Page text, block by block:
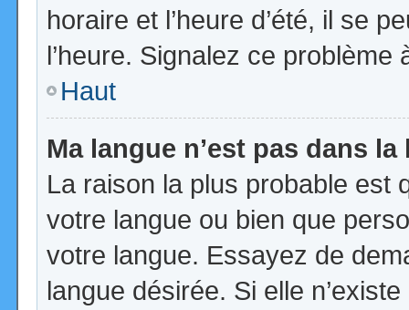
horaire et l’heure d’été, il se
l’heure. Signalez ce problème
Haut
Ma langue n’est pas dans la
La raison la plus probable est
votre langue ou bien que
votre langue. Essayez de
langue désirée. Si elle